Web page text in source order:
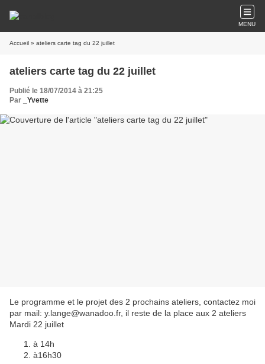
MENU
Accueil » ateliers carte tag du 22 juillet
ateliers carte tag du 22 juillet
Publié le 18/07/2014 à 21:25
Par
_Yvette
Le programme et le projet des 2 prochains ateliers, contactez moi
par mail: y.lange@wanadoo.fr, il reste de la place aux 2 ateliers
Mardi 22 juillet
à 14h
à16h30